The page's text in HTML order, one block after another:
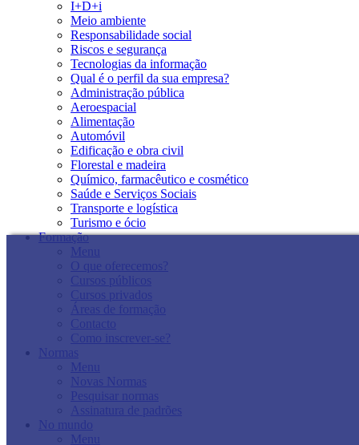
I+D+i
Meio ambiente
Responsabilidade social
Riscos e segurança
Tecnologias da informação
Qual é o perfil da sua empresa?
Administração pública
Aeroespacial
Alimentação
Automóvil
Edificação e obra civil
Florestal e madeira
Químico, farmacêutico e cosmético
Saúde e Serviços Sociais
Transporte e logística
Turismo e ócio
Formação
Menu
O que oferecemos?
Cursos públicos
Cursos privados
Áreas de formação
Contacto
Como inscrever-se?
Normas
Menu
Novas Normas
Pesquisar normas
Assinatura de padrões
No mundo
Menu